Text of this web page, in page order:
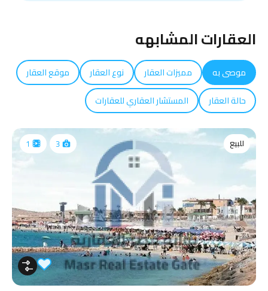
العقارات المشابهه
موصى به مميزات العقار نوع العقار
موقع العقار
حالة العقار
المستشار العقاري للعقارات
للبيع 3
1